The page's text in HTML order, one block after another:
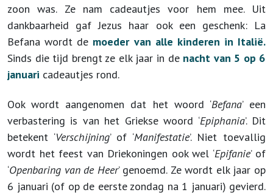
zoon was. Ze nam cadeautjes voor hem mee. Uit
dankbaarheid gaf Jezus haar ook een geschenk: La
Befana wordt de moeder van alle kinderen in Italië.
Sinds die tijd brengt ze elk jaar in de nacht van 5 op 6
januari cadeautjes rond.
Ook wordt aangenomen dat het woord ‘Befana’ een
verbastering is van het Griekse woord ‘Epiphania’. Dit
betekent ‘Verschijning’ of ‘Manifestatie’. Niet toevallig
wordt het feest van Driekoningen ook wel ‘Epifanie’ of
‘Openbaring van de Heer’ genoemd. Ze wordt elk jaar op
6 januari (of op de eerste zondag na 1 januari) gevierd.